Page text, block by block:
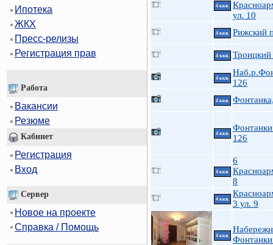
Ипотека
ЖКХ
Пресс-релизы
Регистрация прав
Работа
Вакансии
Резюме
Кабинет
Регистрация
Вход
Сервер
Новое на проекте
Справка / Помощь
4 ккв.
ул. 10
4 ккв. Рижский
4 ккв.
4 ккв.
126
4 ккв.
4 ккв.
126
4 ккв.
6
8
4 ккв.
3 ул. 9
4 ккв.